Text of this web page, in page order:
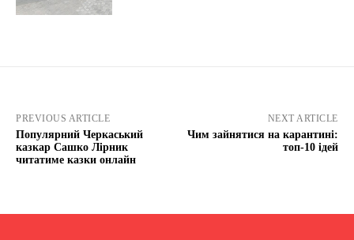
PREVIOUS ARTICLE
Популярний Черкаський
казкар Сашко Лірник
читатиме казки онлайн
NEXT ARTICLE
Чим зайнятися на карантині:
топ-10 ідей